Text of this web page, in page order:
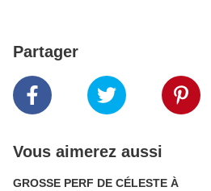
Partager
Vous aimerez aussi
GROSSE PERF DE CÉLESTE À